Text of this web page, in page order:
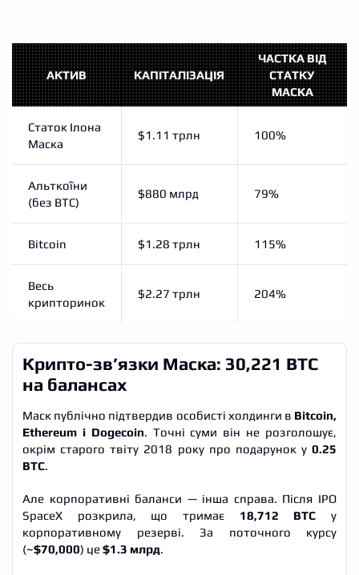
АКТИВ КАПІТАЛІЗАЦІЯ
ЧАСТКА ВІД
СТАТКУ
МАСКА
Статок Ілона
Маска
$1.11 трлн 100%
Альткоїни
(без BTC)
$880 млрд 79%
Bitcoin $1.28 трлн 115%
Весь
крипторинок
$2.27 трлн 204%
Крипто-зв’язки Маска: 30,221 BTC
на балансах
Маск публічно підтвердив особисті холдинги в Bitcoin,
Ethereum і Dogecoin. Точні суми він не розголошує,
окрім старого твіту 2018 року про подарунок у 0.25
BTC.
Але корпоративні баланси — інша справа. Після IPO
SpaceX розкрила, що тримає 18,712 BTC у
корпоративному резерві. За поточного курсу
(~$70,000) це$1.3 млрд.